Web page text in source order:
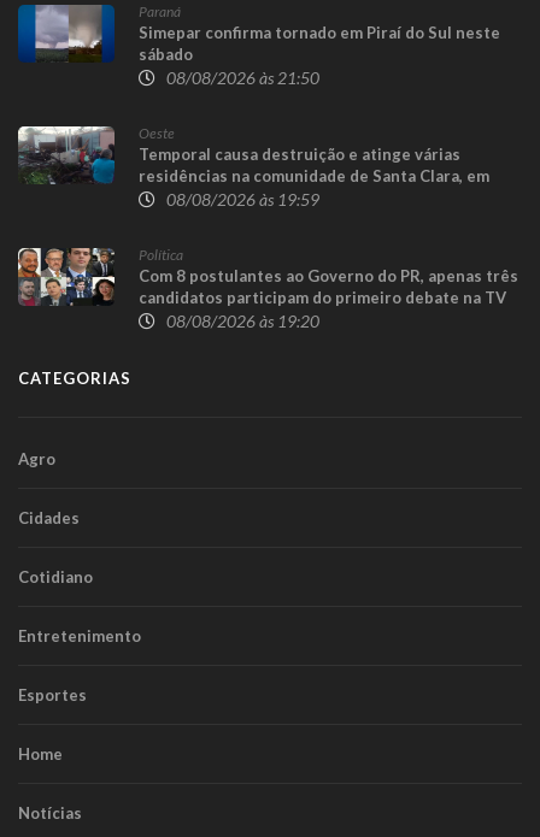
Paraná
Simepar confirma tornado em Piraí do Sul neste
sábado
08/08/2026 às 21:50
Oeste
Temporal causa destruição e atinge várias
residências na comunidade de Santa Clara, em
Candói08/08/2026 às 19:59
Política
Com 8 postulantes ao Governo do PR, apenas três
candidatos participam do primeiro debate na TV
08/08/2026 às 19:20
CATEGORIAS
Agro
Cidades
Cotidiano
Entretenimento
Esportes
Home
Notícias